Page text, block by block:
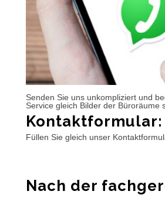
Senden Sie uns unkompliziert und
Service gleich Bilder der Büroräume
Kontaktformular:
Füllen Sie gleich unser
Nach der